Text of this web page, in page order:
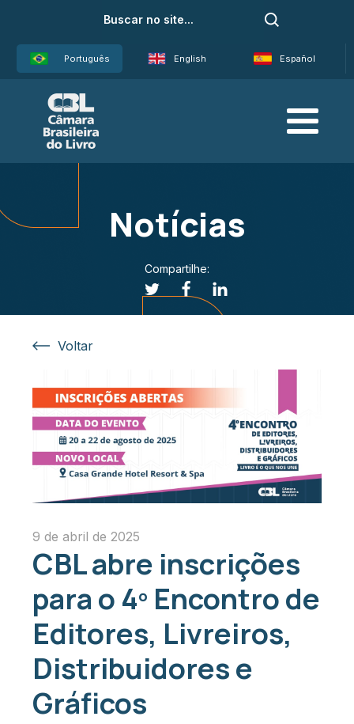
Português English Español
Notícias
Compartilhe:
Voltar
9 de abril de 2025
CBL abre inscrições
para o 4º Encontro de
Editores, Livreiros,
Distribuidores e
Gráficos